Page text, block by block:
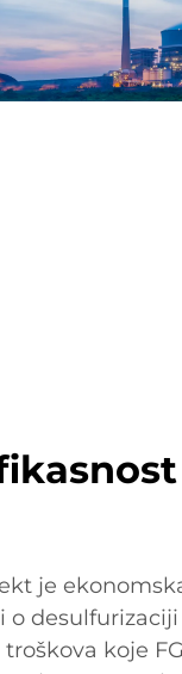
je
o
koje